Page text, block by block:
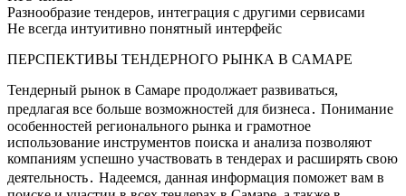
Разнообразие тендеров, интеграция с другими сервисами
Не всегда интуитивно понятный интерфейс
ПЕРСПЕКТИВЫ ТЕНДЕРНОГО РЫНКА В САМАРЕ
Тендерный рынок в Самаре продолжает развиваться,
предлагая все больше возможностей для бизнеса․ Понимание
особенностей регионального рынка и грамотное
использование инструментов поиска и анализа позволяют
компаниям успешно участвовать в тендерах и расширять свою
деятельность․ Надеемся, данная информация поможет вам в